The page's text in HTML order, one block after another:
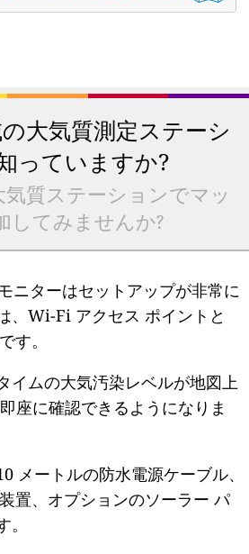
大気質測定ステーシ
っていますか?
質ステーションでマッ
してみませんか?
ニターはセットアップが非常に
、Wi-Fi アクセス ポイントと
す。
イムの大気汚染レベルが地図上
座に確認できるようになりま
メートルの防水電源ケーブル、
置、オプションのソーラー パ